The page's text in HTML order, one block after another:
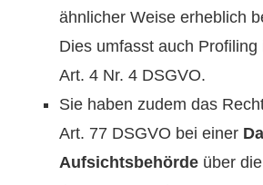
ähnlicher Weise erheblich
Dies umfasst auch
Art. 4 Nr. 4 DSGVO.
Sie haben zudem das
Art. 77 DSGVO bei einer
Aufsichtsbehörde über